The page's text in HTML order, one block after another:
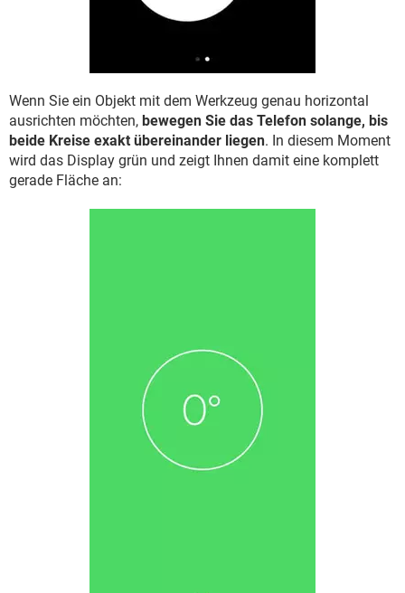
Wenn Sie ein Objekt mit dem Werkzeug genau horizontal
ausrichten möchten, bewegen Sie das Telefon solange, bis
beide Kreise exakt übereinander liegen. In diesem Moment
wird das Display grün und zeigt Ihnen damit eine komplett
gerade Fläche an: